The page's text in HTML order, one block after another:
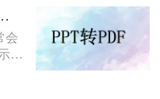
和
分享四个高效转换方法！
会
和